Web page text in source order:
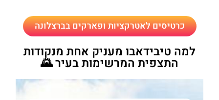
כרטיסים לאטרקציות ופארקים בברצלונה
למה טיבידאבו מעניק אחת מנקודות
התצפית המרשימות בעיר 🌄